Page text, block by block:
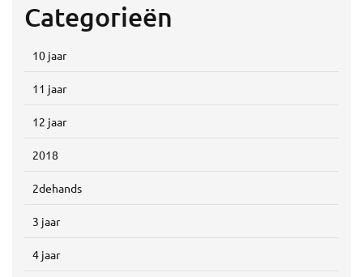
Categorieën
10 jaar
11 jaar
12 jaar
2018
2dehands
3 jaar
4 jaar